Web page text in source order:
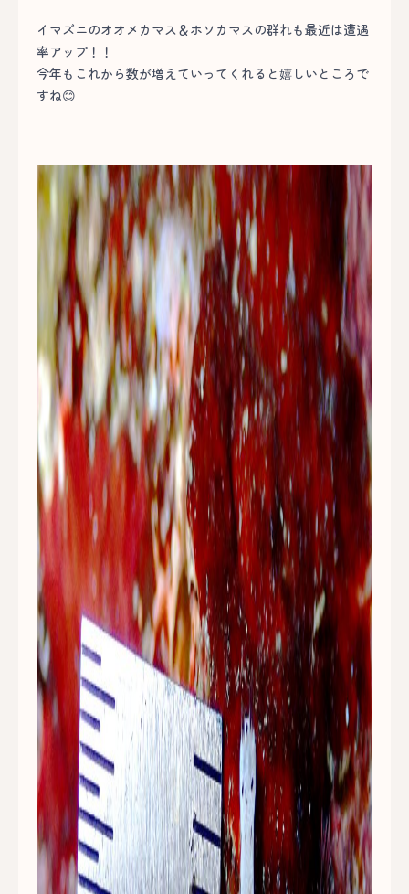
イマズニのオオメカマス＆ホソカマスの群れも最近は遭遇
率アップ！！
今年もこれから数が増えていってくれると嬉しいところで
すね😊